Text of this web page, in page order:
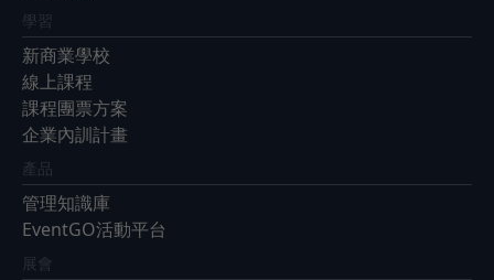
學習
新商業學校
線上課程
課程團票方案
企業內訓計畫
產品
管理知識庫
EventGO活動平台
展會